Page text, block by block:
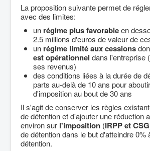
La proposition suivante permet de
avec des limites:
un régime plus favorableen
2.5 millions d'euros de valeur de
un régime limité aux cessions
est opérationnel dans l'entreprise
ses revenus)
des conditions liées à la durée de
parts au-delà de 10 ans pour
d'imposition au bout de 30 ans
Il s'agit de conserver les règles
de détention et d'ajouter une réduction
environ sur l'imposition (IRPP et CSG
de détention dans le but d'atteindre 0%
détention.